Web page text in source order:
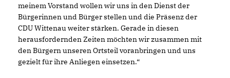
meinem Vorstand wollen wir uns in den Dienst der
Bürgerinnen und Bürger stellen und die Präsenz der
CDU Wittenau weiter stärken. Gerade in diesen
herausfordernden Zeiten möchten wir zusammen mit
den Bürgern unseren Ortsteil voranbringen und uns
gezielt für ihre Anliegen einsetzen.“